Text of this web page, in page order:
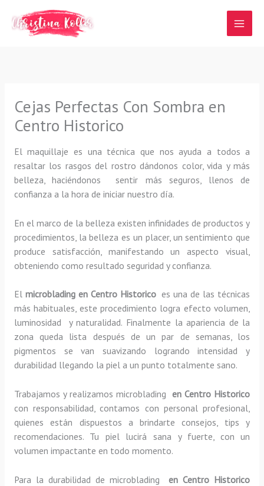
contenido
Cejas Perfectas Con Sombra en
Centro Historico
El maquillaje es una técnica que nos ayuda a todos a
resaltar los rasgos del rostro dándonos color, vida y más
belleza, haciéndonos sentir más seguros, llenos de
confianza a la hora de iniciar nuestro día.
En el marco de la belleza existen infinidades de productos y
procedimientos, la belleza es un placer, un sentimiento que
produce satisfacción, manifestando un aspecto visual,
obteniendo como resultado seguridad y confianza.
El microblading en Centro Historico es una de las técnicas
más habituales, este procedimiento logra efecto volumen,
luminosidad y naturalidad. Finalmente la apariencia de la
zona queda lista después de un par de semanas, los
pigmentos se van suavizando logrando intensidad y
durabilidad llegando la piel a un punto totalmente sano.
Trabajamos y realizamos microblading en Centro Historico
con responsabilidad, contamos con personal profesional,
quienes están dispuestos a brindarte consejos, tips y
recomendaciones. Tu piel lucirá sana y fuerte, con un
volumen impactante en todo momento.
Para la durabilidad de microblading en Centro Historico